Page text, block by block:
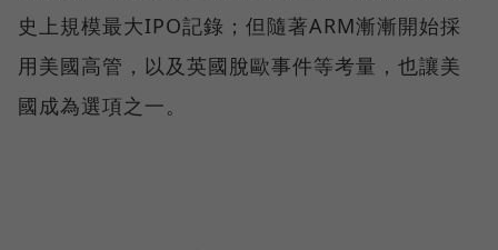
史上規模最大IPO記錄；但隨著ARM漸漸開始採
用美國高管，以及英國脫歐事件等考量，也讓美
國成為選項之一。